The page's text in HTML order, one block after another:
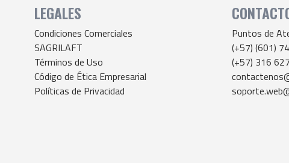
LEGALES
Condiciones Comerciales
SAGRILAFT
Términos de Uso
Código de Ética Empresarial
Políticas de Privacidad
Puntos de
(+57) (601)
(+57) 316